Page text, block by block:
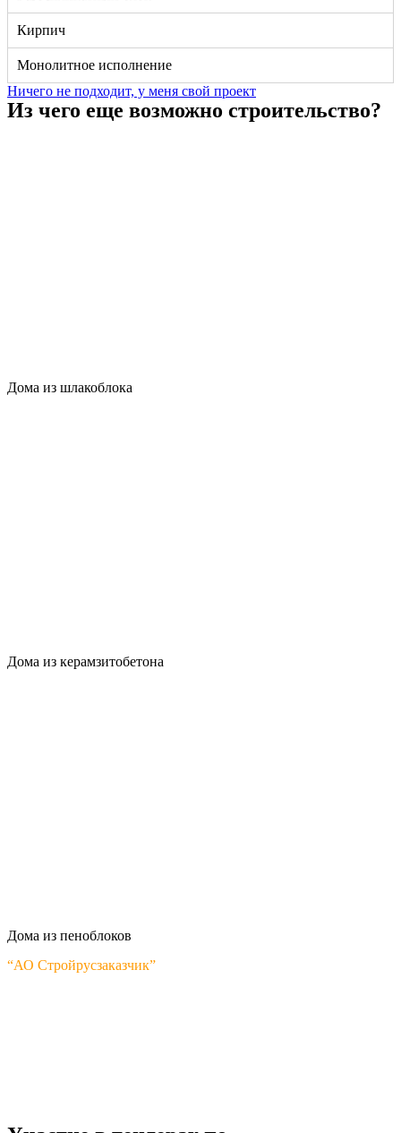
Кирпич
Монолитное исполнение
Ничего не подходит, у меня свой проект
Из чего еще возможно строительство?
Дома из шлакоблока
Дома из керамзитобетона
Дома из пеноблоков
“АО Стройрусзаказчик”